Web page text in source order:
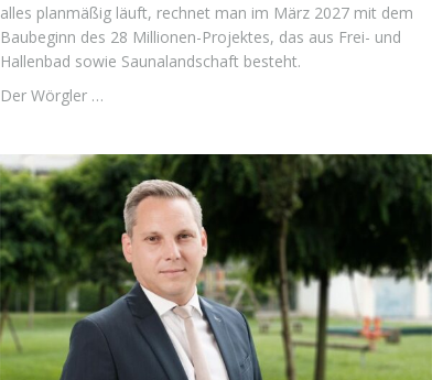
alles planmäßig läuft, rechnet man im März 2027 mit dem
Baubeginn des 28 Millionen-Projektes, das aus Frei- und
Hallenbad sowie Saunalandschaft besteht.
Der Wörgler …